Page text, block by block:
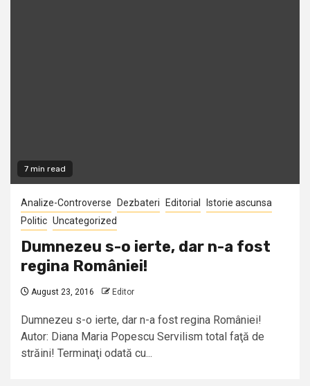
7 min read
Analize-Controverse Dezbateri Editorial
Istorie ascunsa
Politic Uncategorized
Dumnezeu s-o ierte, dar n-a fost
regina României!
August 23, 2016 Editor
Dumnezeu s-o ierte, dar n-a fost regina României!
Autor: Diana Maria Popescu Servilism total faţă de
străini! Terminaţi odată cu...